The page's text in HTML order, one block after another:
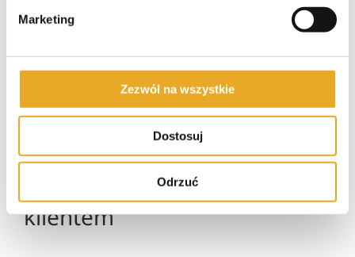
Marketing
Zezwól na wszystkie
Dostosuj
Odrzuć
czemu staje się atrakcyjną alternatywą dla
na rynku. Ze względu na wieloletnie
doświadczenie marki we współpracy z klientem
indywidualnym i biznesowym, można mieć
pewność, że jakość świadczonych usług będzie
na najwyższym poziomie.
mBank a komunikacja z
klientem